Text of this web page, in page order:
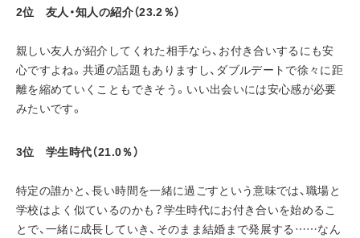
2位　友人・知人の紹介（23.2％）
親しい友人が紹介してくれた相手なら、お付き合いするにも安
心ですよね。共通の話題もありますし、ダブルデートで徐々に距
離を縮めていくこともできそう。いい出会いには安心感が必要
みたいです。
3位　学生時代（21.0％）
特定の誰かと、長い時間を一緒に過ごすという意味では、職場と
学校はよく似ているのかも？学生時代にお付き合いを始めるこ
とで、一緒に成長していき、そのまま結婚まで発展する……なん